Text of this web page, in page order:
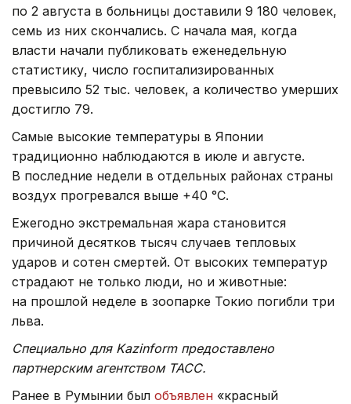
по 2 августа в больницы доставили 9 180 человек,
семь из них скончались. С начала мая, когда
власти начали публиковать еженедельную
статистику, число госпитализированных
превысило 52 тыс. человек, а количество умерших
достигло 79.
Самые высокие температуры в Японии
традиционно наблюдаются в июле и августе.
В последние недели в отдельных районах страны
воздух прогревался выше +40 °C.
Ежегодно экстремальная жара становится
причиной десятков тысяч случаев тепловых
ударов и сотен смертей. От высоких температур
страдают не только люди, но и животные:
на прошлой неделе в зоопарке Токио погибли три
льва.
Специально для Kazinform предоставлено
партнерским агентством ТАСС.
Ранее в Румынии был объявлен «красный